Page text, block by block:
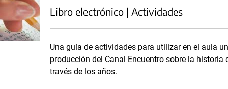
Libro electrónico | Actividades
Una guía de actividades para utilizar en el aula
producción del Canal Encuentro sobre la
través de los años.